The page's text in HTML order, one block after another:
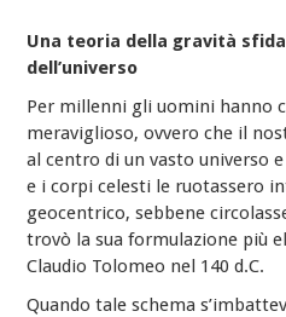
Una teoria della gravità
dell’universo
Per millenni gli uomini hanno
meraviglioso, ovvero che il
al centro di un vasto universo
e i corpi celesti le ruotassero
geocentrico, sebbene
trovò la sua formulazione più
Claudio Tolomeo nel 140 d.C.
Quando tale schema